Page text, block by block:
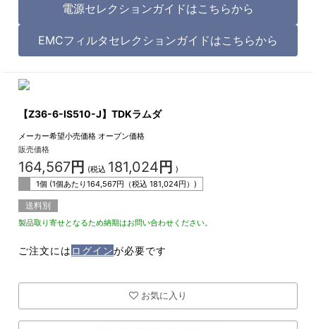
電源セレクションガイドはこちらから
EMCフィルタセレクションガイドはこちらから
【Z36-6-IS510-J】TDKラムダ
メーカー希望小売価格 オープン価格
販売価格
164,567円 (税込 181,024 円 )
1個 (1個あたり164,567円（税込181,024円）)
送料別
製品取り寄せとなるため納期はお問い合わせください。
ご注文には ログインが必要です
お気に入り